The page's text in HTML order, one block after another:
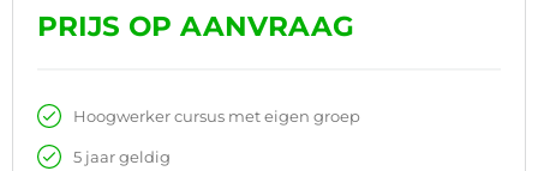
PRIJS OP AANVRAAG
Hoogwerker cursus met eigen groep
5 jaar geldig